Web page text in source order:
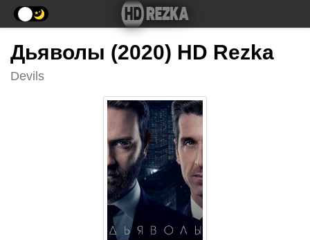
Дьяволы (2020) HD Rezka
Devils